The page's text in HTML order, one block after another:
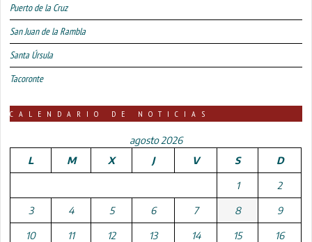
Puerto de la Cruz
San Juan de la Rambla
Santa Úrsula
Tacoronte
CALENDARIO DE NOTICIAS
agosto 2026
L
M X J V S D
1 2
3 4 5 6 7 8 9
10 11 12 13 14 15 16